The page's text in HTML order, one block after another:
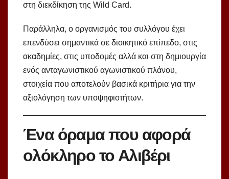
στη διεκδίκηση της Wild Card.
Παράλληλα, ο οργανισμός του συλλόγου έχει
επενδύσει σημαντικά σε διοικητικό επίπεδο, στις
ακαδημίες, στις υποδομές αλλά και στη δημιουργία
ενός ανταγωνιστικού αγωνιστικού πλάνου,
στοιχεία που αποτελούν βασικά κριτήρια για την
αξιολόγηση των υποψηφιοτήτων.
Ένα όραμα που αφορά
ολόκληρο το Αλιβέρι